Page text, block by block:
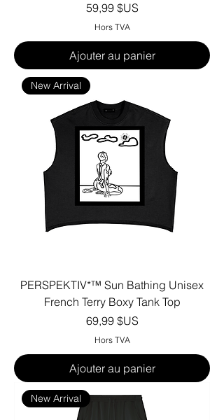
Prix
59,99 $US
Hors TVA
Ajouter au panier
New Arrival
PERSPEKTIV*™️ Sun Bathing Unisex
French Terry Boxy Tank Top
Prix
69,99 $US
Hors TVA
Ajouter au panier
New Arrival